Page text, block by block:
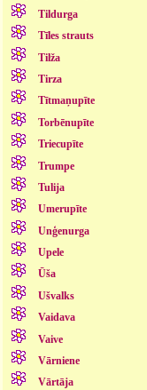
Tildurga
Tīles strauts
Tilža
Tirza
Tītmaņupīte
Torbēnupīte
Triecupīte
Trumpe
Tulija
Umerupīte
Unģenurga
Upele
Ūša
Ušvalks
Vaidava
Vaive
Vārniene
Vārtāja